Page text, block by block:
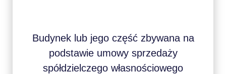
Budynek lub jego część zbywana na
podstawie umowy sprzedaży
spółdzielczego własnościowego